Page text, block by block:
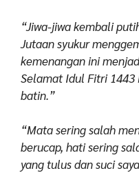
“Jiwa-jiwa kembali
Jutaan syukur
kemenangan ini
Selamat Idul Fitri
batin.”
“Mata sering salah
berucap, hati sering
yang tulus dan suci